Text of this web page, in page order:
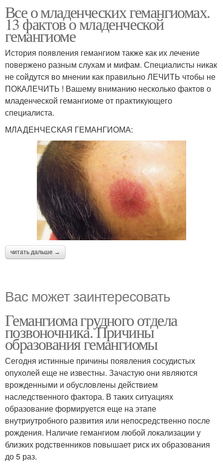
Все о младенческих гемангиомах.
13 фактов о младенческой
гемангиоме
История появления гемангиом также как их лечение
повержено разным слухам и мифам. Специалисты никак
не сойдутся во мнении как правильно ЛЕЧИТЬ чтобы не
ПОКАЛЕЧИТЬ ! Вашему вниманию несколько фактов о
младенческой гемангиоме от практикующего
специалиста.
МЛАДЕНЧЕСКАЯ ГЕМАНГИОМА:
читать дальше →
Вас может заинтересовать
Гемангиома грудного отдела
позвоночника. Причины
образования гемангиомы
Сегодня истинные причины появления сосудистых
опухолей еще не известны. Зачастую они являются
врожденными и обусловлены действием
наследственного фактора. В таких ситуациях
образование формируется еще на этапе
внутриутробного развития или непосредственно после
рождения. Наличие гемангиом любой локализации у
близких родственников повышает риск их образования
до 5 раз.